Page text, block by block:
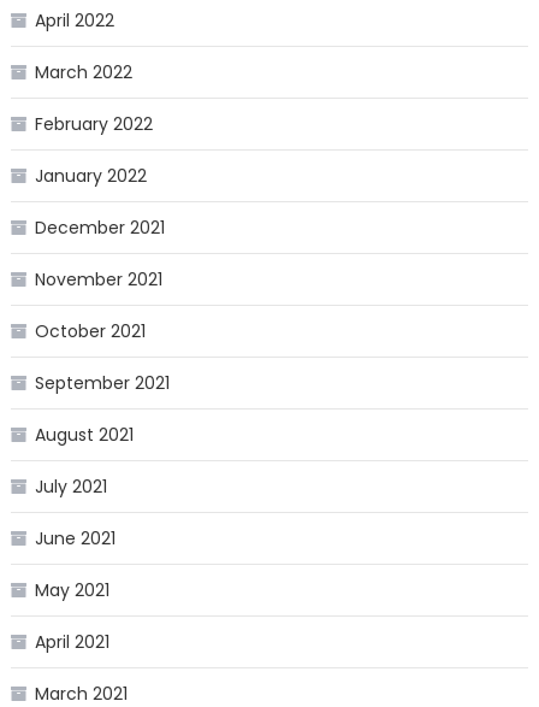
April 2022
March 2022
February 2022
January 2022
December 2021
November 2021
October 2021
September 2021
August 2021
July 2021
June 2021
May 2021
April 2021
March 2021